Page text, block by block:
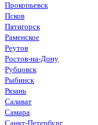
Прокопьевск
Псков
Пятигорск
Раменское
Реутов
Ростов-на-Дону
Рубцовск
Рыбинск
Рязань
Салават
Самара
Санкт-Петербург